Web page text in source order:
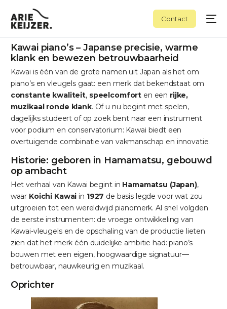
Contact
Kawai piano’s – Japanse precisie, warme
klank en bewezen betrouwbaarheid
Kawai is één van de grote namen uit Japan als het om
piano’s en vleugels gaat: een merk dat bekendstaat om
constante kwaliteit, speelcomfort en een rijke,
muzikaal ronde klank. Of u nu begint met spelen,
dagelijks studeert of op zoek bent naar een instrument
voor podium en conservatorium: Kawai biedt een
overtuigende combinatie van vakmanschap en innovatie.
Historie: geboren in Hamamatsu, gebouwd
op ambacht
Het verhaal van Kawai begint in Hamamatsu (Japan),
waar Koichi Kawai in 1927 de basis legde voor wat zou
uitgroeien tot een wereldwijd pianomerk. Al snel volgden
de eerste instrumenten: de vroege ontwikkeling van
Kawai-vleugels en de opschaling van de productie lieten
zien dat het merk één duidelijke ambitie had: piano’s
bouwen met een eigen, hoogwaardige signatuur—
betrouwbaar, nauwkeurig en muzikaal.
Oprichter